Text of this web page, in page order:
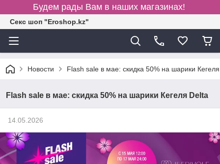
Будем рады Вам в наших магазинах!
Секс шоп "Eroshop.kz"
Новости Flash sale в мае: скидка 50% на шарики
Flash sale в мае: скидка 50% на шарики Кегеля Delta
14.05.2026